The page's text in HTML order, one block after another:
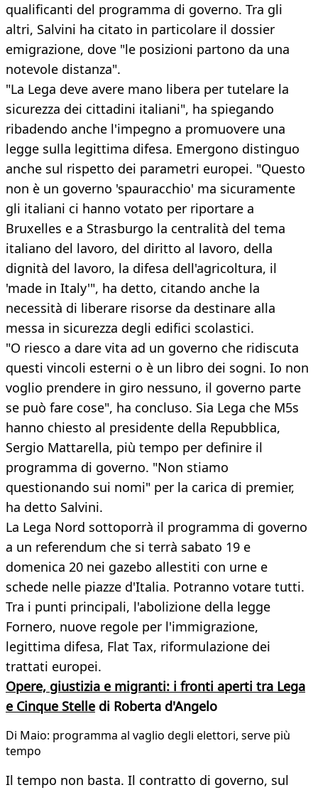
qualificanti del programma di governo. Tra gli
altri, Salvini ha citato in particolare il dossier
emigrazione, dove "le posizioni partono da una
notevole distanza".
"La Lega deve avere mano libera per tutelare la
sicurezza dei cittadini italiani", ha spiegando
ribadendo anche l'impegno a promuovere una
legge sulla legittima difesa. Emergono distinguo
anche sul rispetto dei parametri europei. "Questo
non è un governo 'spauracchio' ma sicuramente
gli italiani ci hanno votato per riportare a
Bruxelles e a Strasburgo la centralità del tema
italiano del lavoro, del diritto al lavoro, della
dignità del lavoro, la difesa dell'agricoltura, il
'made in Italy'", ha detto, citando anche la
necessità di liberare risorse da destinare alla
messa in sicurezza degli edifici scolastici.
"O riesco a dare vita ad un governo che ridiscuta
questi vincoli esterni o è un libro dei sogni. Io non
voglio prendere in giro nessuno, il governo parte
se può fare cose", ha concluso. Sia Lega che M5s
hanno chiesto al presidente della Repubblica,
Sergio Mattarella, più tempo per definire il
programma di governo. "Non stiamo
questionando sui nomi" per la carica di premier,
ha detto Salvini.
La Lega Nord sottoporrà il programma di governo
a un referendum che si terrà sabato 19 e
domenica 20 nei gazebo allestiti con urne e
schede nelle piazze d'Italia. Potranno votare tutti.
Tra i punti principali, l'abolizione della legge
Fornero, nuove regole per l'immigrazione,
legittima difesa, Flat Tax, riformulazione dei
trattati europei.
Opere, giustizia e migranti: i fronti aperti tra Lega
e Cinque Stelle di Roberta d'Angelo
Di Maio: programma al vaglio degli elettori, serve più
tempo
Il tempo non basta. Il contratto di governo, sul